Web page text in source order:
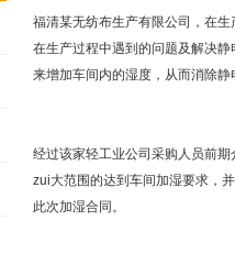
福清某无纺布生产有限公司，在
在生产过程中遇到的问题及解决
来增加车间内的湿度，从而消除静
经过该家轻工业公司采购人员前
zui大范围的达到车间加湿要求，
此次加湿合同。